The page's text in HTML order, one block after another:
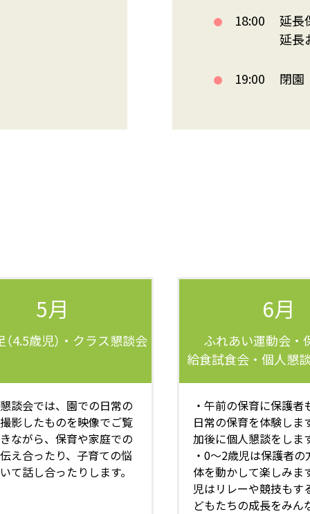
18:00
延長
延長
19:00 閉園
5月
4.5歳児）・クラス懇談会
談会では、園での日常の
影したものを映像でご覧
ながら、保育や家庭での
え合ったり、子育ての悩
て話し合ったりします。
6月
ふれあい運動会・
給食試食会・個人懇談
・午前の保育に保護者
日常の保育を体験しま
加後に個人懇談をしま
・0～2歳児は保護者
体を動かして楽しみま
児はリレーや競技もす
どもたちの成長をみん